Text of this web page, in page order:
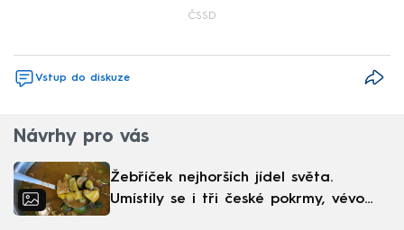
ČSSD
Vstup do diskuze
Návrhy pro vás
Žebříček nejhorších jídel světa.
Umístily se i tři české pokrmy, vévodí